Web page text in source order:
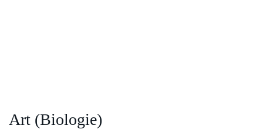
Art (Biologie)